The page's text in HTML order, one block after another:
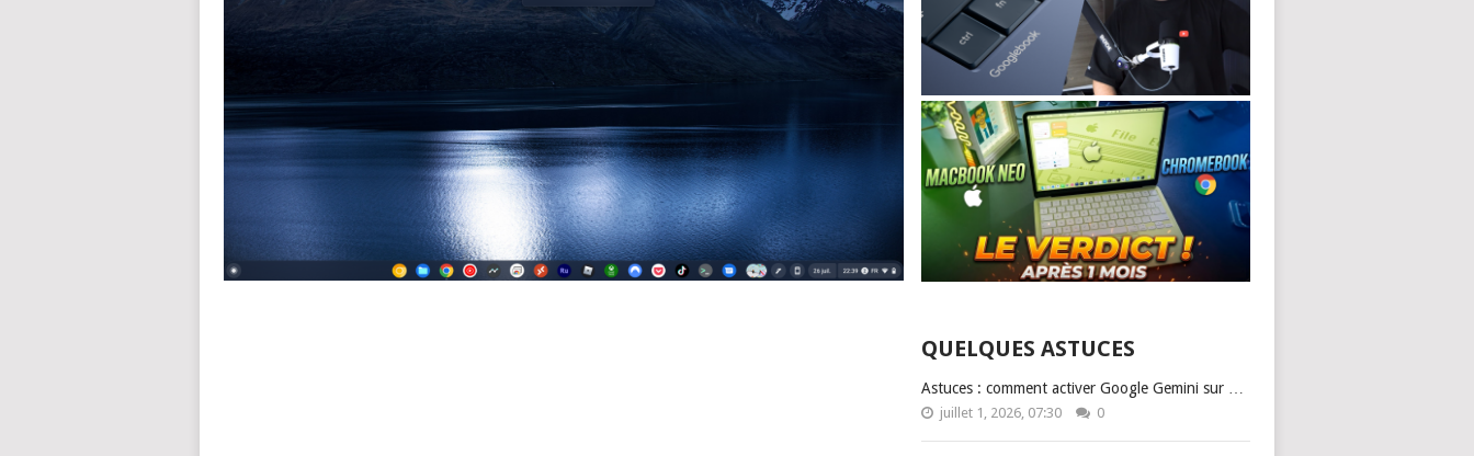
QUELQUES ASTUCES
Astuces : comment activer Google Gemini sur …
juillet 1, 2026, 07:30 0